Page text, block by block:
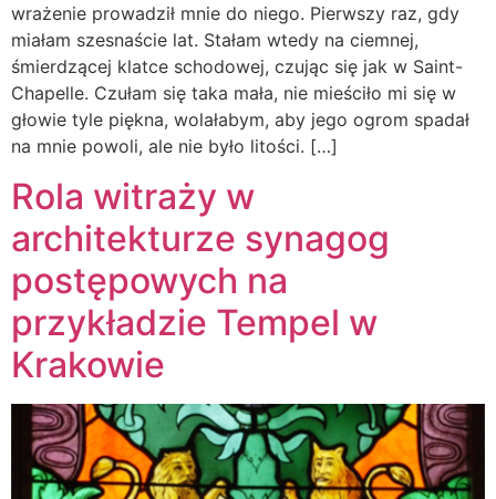
wrażenie prowadził mnie do niego. Pierwszy raz, gdy
miałam szesnaście lat. Stałam wtedy na ciemnej,
śmierdzącej klatce schodowej, czując się jak w Saint-
Chapelle. Czułam się taka mała, nie mieściło mi się w
głowie tyle piękna, wolałabym, aby jego ogrom spadał
na mnie powoli, ale nie było litości. […]
Rola witraży w
architekturze synagog
postępowych na
przykładzie Tempel w
Krakowie